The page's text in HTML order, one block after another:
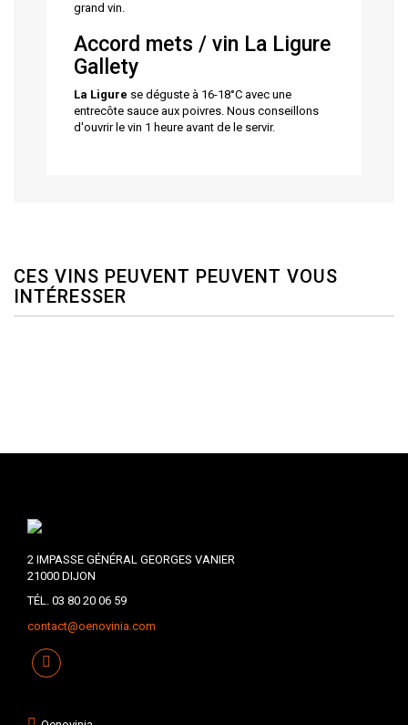
grand vin.
Accord mets / vin La Ligure
Gallety
La Ligure se déguste à 16-18°C avec une
entrecôte sauce aux poivres. Nous conseillons
d'ouvrir le vin 1 heure avant de le servir.
CES VINS PEUVENT PEUVENT VOUS
INTÉRESSER
2 IMPASSE GÉNÉRAL GEORGES VANIER
21000 DIJON
TÉL. 03 80 20 06 59
contact@oenovinia.com